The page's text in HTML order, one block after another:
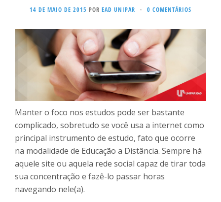
14 DE MAIO DE 2015 POR EAD UNIPAR · 0 COMENTÁRIOS
Manter o foco nos estudos pode ser bastante
complicado, sobretudo se você usa a internet como
principal instrumento de estudo, fato que ocorre
na modalidade de Educação a Distância. Sempre há
aquele site ou aquela rede social capaz de tirar toda
sua concentração e fazê-lo passar horas
navegando nele(a).